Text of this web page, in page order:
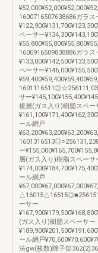
1600716507638686ガラ
ペーサー
1600916509838886ガラ
ペーサー
サー
複層(ガス入り)樹脂スペー
ール網戸
ー
層(ガス入り)樹脂スペーサ
ール網戸
ーサー
(ガス入り)樹脂スペーサー
ール網戸
法gw(枚数)障子部